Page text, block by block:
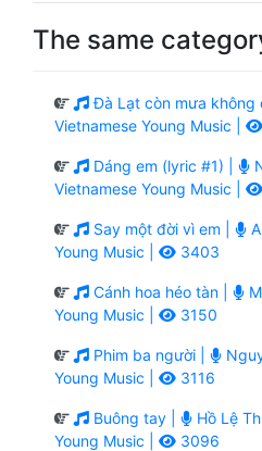
The same
Đà Lạt còn mưa không
Vietnamese Young Music |
Dáng em (lyric #1) |
Vietnamese Young Music |
Say một đời vì em |
Young Music |
3403
Cánh hoa héo tàn |
Young Music |
3150
Phim ba người |
Young Music |
3116
Buông tay | Hồ Lệ
Young Music |
3096